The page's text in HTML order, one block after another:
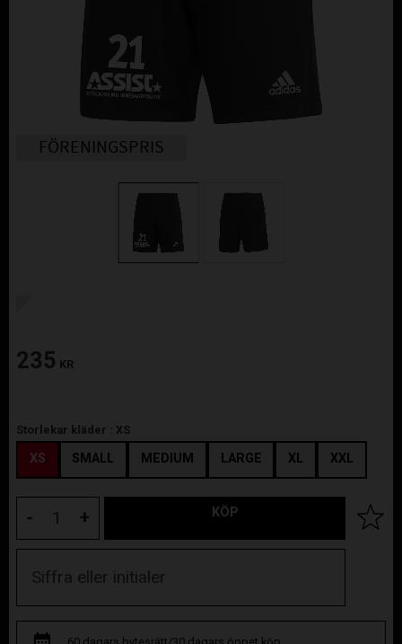
FÖRENINGSPRIS
235 KR
Storlekar kläder : XS
XS SMALL MEDIUM LARGE XL XXL
+
- KÖP Lägg